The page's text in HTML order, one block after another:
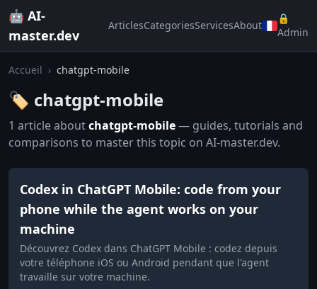
🤖 AI-
master.dev
ArticlesCategoriesServicesAbout
🔒
Admin
Accueil › chatgpt-mobile
🏷️ chatgpt-mobile
1 article aboutchatgpt-mobile— guides, tutorials and
comparisons to master this topic on AI-master.dev.
Codex in ChatGPT Mobile: code from your
phone while the agent works on your
machine
Découvrez Codex dans ChatGPT Mobile : codez depuis
votre téléphone iOS ou Android pendant que l'agent
travaille sur votre machine.